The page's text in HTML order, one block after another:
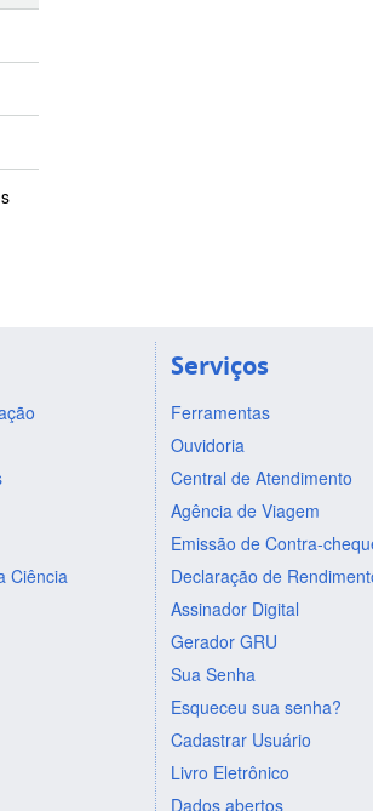
Ciência
Serviços
Ferramentas
Ouvidoria
Central de Atendimento
Agência de Viagem
Emissão de Contra-
Declaração de
Assinador Digital
Gerador GRU
Sua Senha
Esqueceu sua senha?
Cadastrar Usuário
Livro Eletrônico
Dados abertos